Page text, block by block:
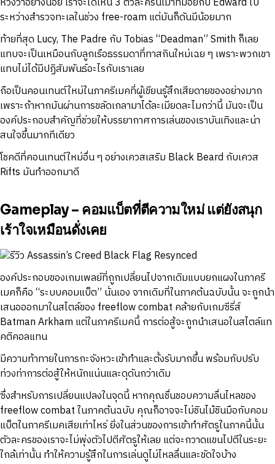
ระหว่างสำรวจทะเลในช่วง free-roam แต่มันก็ดันมีน้อยมาก
ท้ายที่สุด Lucy, The Padre กับ Tobias “Deadman” Smith ก็เลย
แทบจะเป็นเหมือนกับลูกเรือธรรมดาที่ทาสกินใหม่เฉย ๆ เพราะพวกเขา
แทบไม่ได้มีปฏิสัมพันธ์อะไรกับเราเลย
ถือเป็นคอนเทนต์ใหม่ในภาครีเมคที่ผู้เขียนรู้สึกเสียดายของอย่างมาก
เพราะถ้าหากมันผ่านการขลัดเกลามาได้ละเมียดละไมกว่านี้ มันจะเป็น
องค์ประกอบสำคัญที่ช่วยให้บรรยากาศการเล่นของเราบันเทิงและน่า
สนใจขึ้นมากทีเดียว
โชคดีที่คอนเทนต์ใหม่อื่น ๆ อย่างเควสเสริม Black Beard กับเควส
Rifts มันทำออกมาดี
Gameplay – คอมแบ็ตที่ตีความใหม่ แต่ยังสนุก
เร้าใจเหมือนดั่งเคย
องค์ประกอบของเกมเพลย์ที่ถูกเปลี่ยนไปจากเดิมแบบยกแผงในภาครี
เมคก็คือ “ระบบคอมแบ็ต” นั่นเอง จากเดิมที่ในภาคต้นฉบับนั้น จะถูกนำ
เสนอออกมาในสไตล์ของ freeflow combat คล้ายกับเกมซีรี่ส์
Batman Arkham แต่ในภาครีเมคนี้ การต่อสู้จะถูกนำเสนอในสไตล์แท
คติคอลแทน
มีความท้าทายในการกะจังหวะเข้าทำและตั้งรับมากขึ้น พร้อมกับปรับ
ท่วงท่าการต่อสู้ให้หนักแน่นและดุดันกว่าเดิม
ซึ่งสำหรับการเปลี่ยนแปลงในจุดนี้ หากคุณชื่นชอบความลื่นไหลของ
freeflow combat ในภาคต้นฉบับ คุณก็อาจจะไม่ชินไม้ชินมือกับคอม
แบ็ตในภาครีเมคเสียเท่าไหร่ ยิ่งในส่วนของการเข้าทำศัตรูในภาคนี้นั้น
ตัวละครของเราจะไม่พุ่งตัวไปตีศัตรูให้เลย แต่จะกวาดแขนไปตีในระยะ
ใกล้เท่านั้น ทำให้ความรู้สึกในการเล่นดูไม่ไหลลื่นและขัดใจบ้าง